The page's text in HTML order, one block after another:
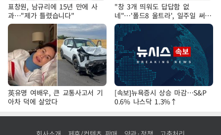
표창원, 남규리에 15년 만에 사
과…"제가 틀렸습니다"
"창 3개 띄워도 답답함 없
네"…'폴드8 울트라', 일주일 써보
니
英유명 여배우, 큰 교통사고서 기
아차 덕에 살았다
[속보]뉴욕증시 상승 마감…S&P
0.6% 나스닥 1.3%↑